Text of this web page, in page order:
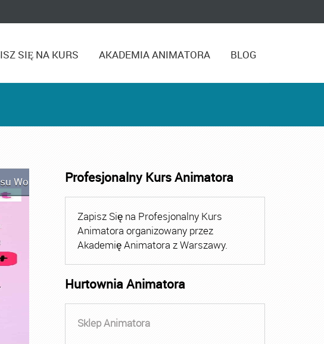
SIĘ NA KURS AKADEMIA ANIMATORA BLOG
Wolnego Kurs Animatora Czasu Wolnego Warszawa
Profesjonalny Kurs Animatora
Zapisz Się na Profesjonalny Kurs
Animatora organizowany przez
Akademię Animatora z Warszawy.
Hurtownia Animatora
Sklep Animatora